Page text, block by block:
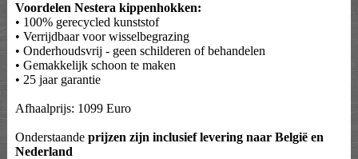
Voordelen Nestera kippenhokken:
• 100% gerecycled kunststof
• Verrijdbaar voor wisselbegrazing
• Onderhoudsvrij - geen schilderen of behandelen
• Gemakkelijk schoon te maken
• 25 jaar garantie
Afhaalprijs: 1099 Euro
Onderstaande prijzen zijn inclusief levering naar België en
Nederland